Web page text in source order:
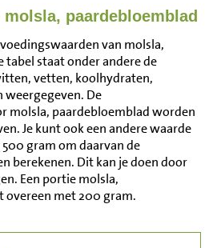
paardebloemblad
van molsla,
tabel staat onder andere de
vetten, koolhydraten,
De
molsla, paardebloemblad worden
Je kunt ook een andere waarde
500 gram om daarvan de
berekenen. Dit kan je doen door
Een portie molsla,
overeen met 200 gram.